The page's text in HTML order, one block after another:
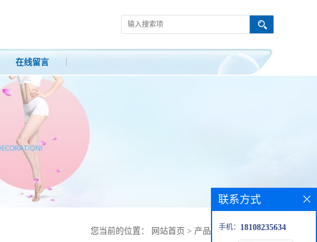
在线留言
您当前的位置： 网站首页 > 产品展厅>67607-50-5
联系方式
手机： 18108235634